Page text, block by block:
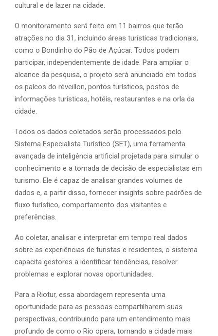
cultural e de lazer na cidade.
O monitoramento será feito em 11 bairros que terão
atrações no dia 31, incluindo áreas turísticas tradicionais,
como o Bondinho do Pão de Açúcar. Todos podem
participar, independentemente de idade. Para ampliar o
alcance da pesquisa, o projeto será anunciado em todos
os palcos do réveillon, pontos turísticos, postos de
informações turísticas, hotéis, restaurantes e na orla da
cidade.
Todos os dados coletados serão processados pelo
Sistema Especialista Turístico (SET), uma ferramenta
avançada de inteligência artificial projetada para simular o
conhecimento e a tomada de decisão de especialistas em
turismo. Ele é capaz de analisar grandes volumes de
dados e, a partir disso, fornecer insights sobre padrões de
fluxo turístico, comportamento dos visitantes e
preferências.
Ao coletar, analisar e interpretar em tempo real dados
sobre as experiências de turistas e residentes, o sistema
capacita gestores a identificar tendências, resolver
problemas e explorar novas oportunidades.
Para a Riotur, essa abordagem representa uma
oportunidade para as pessoas compartilharem suas
perspectivas, contribuindo para um entendimento mais
profundo de como o Rio opera, tornando a cidade mais